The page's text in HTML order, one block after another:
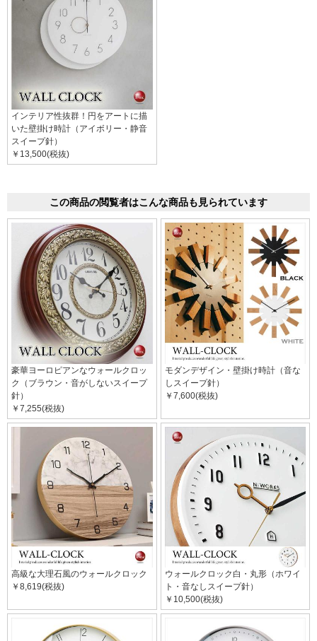
インテリア性抜群！円をアートに描
いた壁掛け時計（アイボリー・静音
スイープ針）
￥13,500(税抜)
この商品の閲覧者はこんな商品も見られています
豪華ヨーロピアンなウォールクロッ
ク（ブラウン・音がしないスイープ
針）
￥7,255(税抜)
モダンデザイン・壁掛け時計（音な
しスイープ針）
￥7,600(税抜)
高級な大理石風のウォールクロック
￥8,619(税抜)
ウォールクロック白・丸形（ホワイ
ト・音なしスイープ針）
￥10,500(税抜)